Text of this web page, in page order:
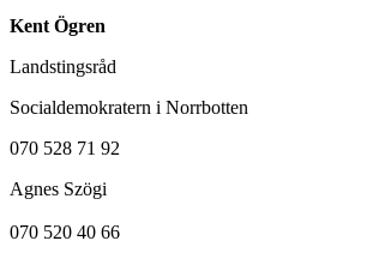
Kent Ögren
Landstingsråd
Socialdemokratern i Norrbotten
070 528 71 92
Agnes Szögi
070 520 40 66